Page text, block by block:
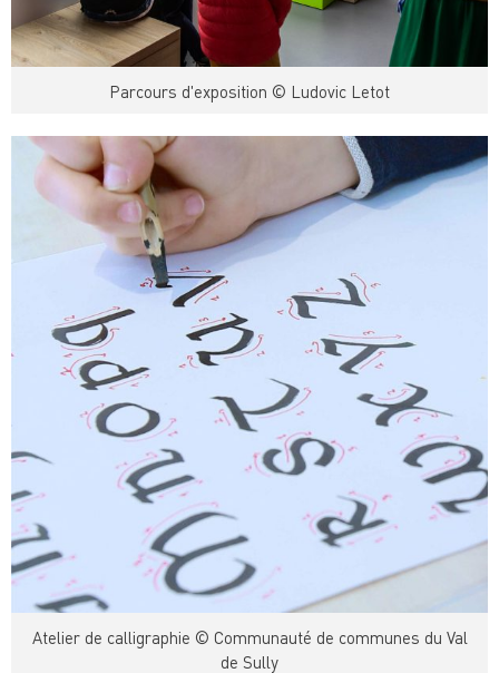
Parcours d'exposition © Ludovic Letot
Atelier de calligraphie © Communauté de communes du Val
de Sully